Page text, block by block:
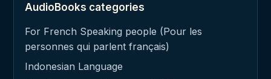
AudioBooks categories
For French Speaking people (Pour les
personnes qui parlent français)
Indonesian Language